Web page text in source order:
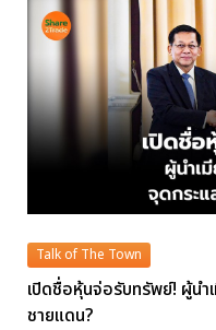
Talk of The Town
เปิดชื่อหุ้นจ่อรับทรัพย์! ผู้นำ
ชายแดน?